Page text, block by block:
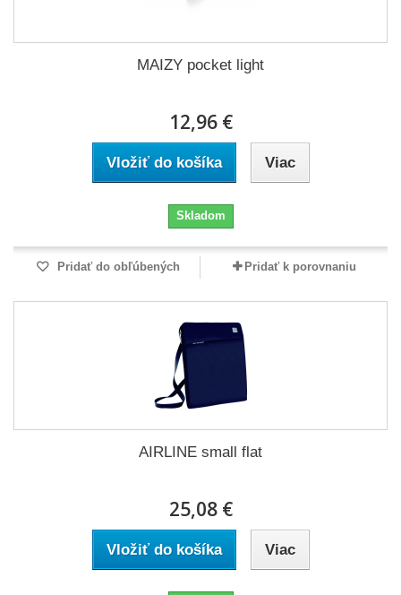
MAIZY pocket light
12,96 €
Vložiť do košíka Viac
Skladom
Pridať do obľúbených Pridať k porovnaniu
AIRLINE small flat
25,08 €
Vložiť do košíka Viac